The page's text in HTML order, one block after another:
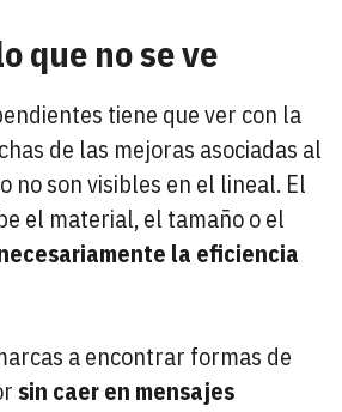
que no se ve
tiene que ver con la
de las mejoras asociadas al
no son visibles en el lineal. El
el material, el tamaño o el
la eficiencia
a encontrar formas de
sin caer en mensajes